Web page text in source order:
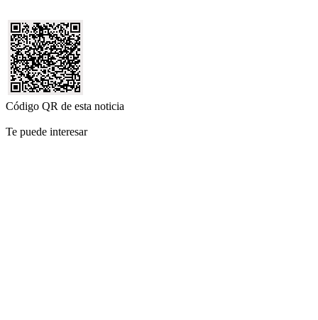
Código QR de esta noticia
Te puede interesar